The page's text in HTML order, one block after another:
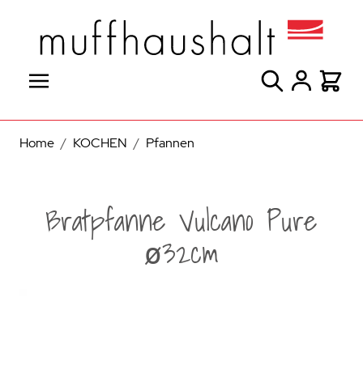
Suche
Home / KOCHEN / Pfannen
Bratpfanne Vulcano Pure
ø32cm